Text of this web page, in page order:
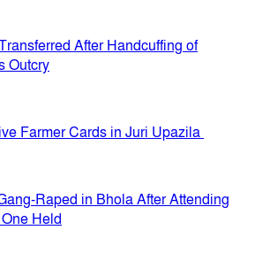
After Handcuffing of
Outcry
Farmer Cards in Juri Upazila
Raped in Bhola After Attending
Held